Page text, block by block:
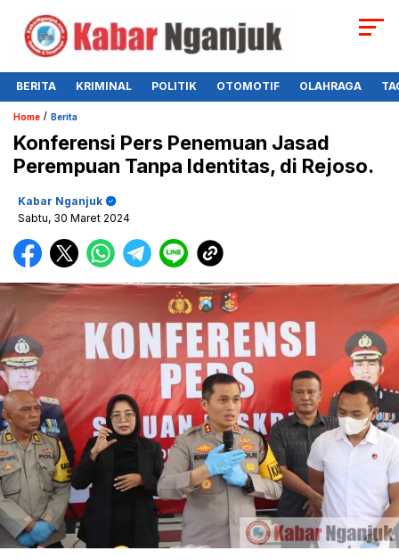
BERITA KRIMINAL POLITIK OTOMOTIF OLAHRAGA
Home / Berita
Konferensi Pers Penemuan Jasad
Perempuan Tanpa Identitas, di Rejoso.
Kabar Nganjuk
Sabtu, 30 Maret 2024